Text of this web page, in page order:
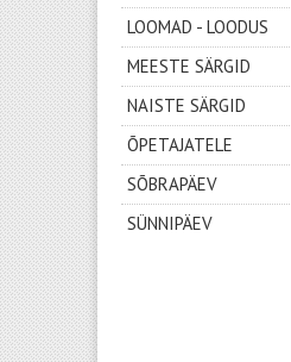
LOOMAD - LOODUS
MEESTE SÄRGID
NAISTE SÄRGID
ÕPETAJATELE
SÕBRAPÄEV
SÜNNIPÄEV